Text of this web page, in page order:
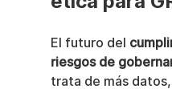
El futuro del
riesgos de
trata de más